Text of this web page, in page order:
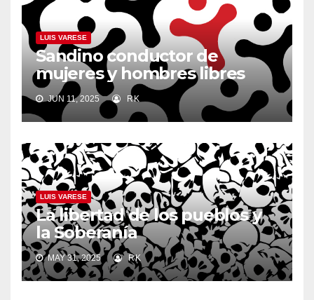
LUIS VARESE
Sandino conductor de
mujeres y hombres libres
JUN 11, 2025 RK
LUIS VARESE
La libertad de los pueblos y
la Soberanía
MAY 31, 2025 RK